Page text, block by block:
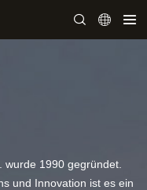
wurde 1990 gegründet.
und Innovation ist es ein